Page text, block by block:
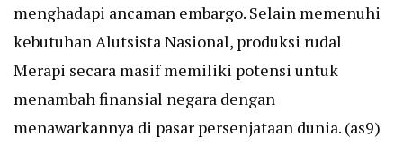
menghadapi ancaman embargo. Selain memenuhi
kebutuhan Alutsista Nasional, produksi rudal
Merapi secara masif memiliki potensi untuk
menambah finansial negara dengan
menawarkannya di pasar persenjataan dunia. (as9)